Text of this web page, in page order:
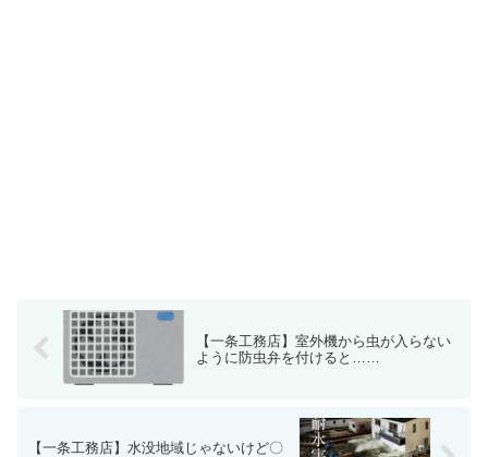
【一条工務店】室外機から虫が入らない
ように防虫弁を付けると……
【一条工務店】水没地域じゃないけど〇